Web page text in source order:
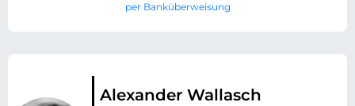
per Banküberweisung
Alexander Wallasch